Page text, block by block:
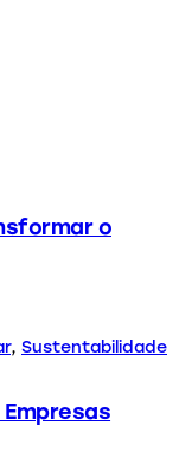
o
, Sustentabilidade
Empresas